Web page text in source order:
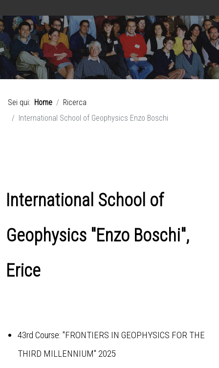
Sei qui: Home
Ricerca
International School of Geophysics Enzo Boschi
International School of
Geophysics "Enzo Boschi",
Erice
43rd Course: "FRONTIERS IN GEOPHYSICS FOR THE
THIRD MILLENNIUM" 2025